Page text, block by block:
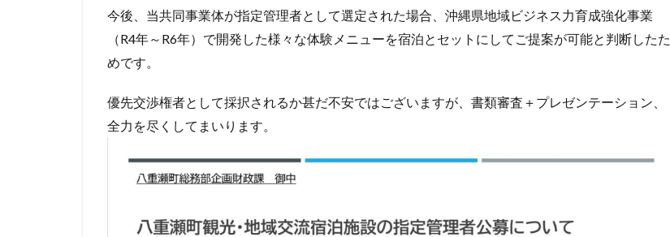
今後、当共同事業体が指定管理者として選定された場合、沖縄県地域ビジネス力育成強化事業
（R4年～R6年）で開発した様々な体験メニューを宿泊とセットにしてご提案が可能と判断したた
めです。
優先交渉権者として採択されるか甚だ不安ではございますが、書類審査＋プレゼンテーション、
全力を尽くしてまいります。